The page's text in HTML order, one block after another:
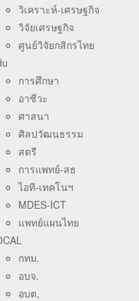
วิเคราะห์-เศรษฐกิจ
วิจัยเศรษฐกิจ
ศูนย์วิจัยกสิกรไทย
การศึกษา
อาชีวะ
ศาสนา
ศิลปวัฒนธรรม
สตรี
การแพทย์-สธ
ไอที-เทคโนฯ
MDES-ICT
แพทย์แผนไทย
กทม.
อบจ.
อบต,